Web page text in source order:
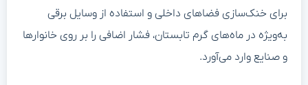
برای خنک‌سازی فضاهای داخلی و استفاده از وسایل برقی
به‌ویژه در ماه‌های گرم تابستان، فشار اضافی را بر روی خانوارها
و صنایع وارد می‌آورد.